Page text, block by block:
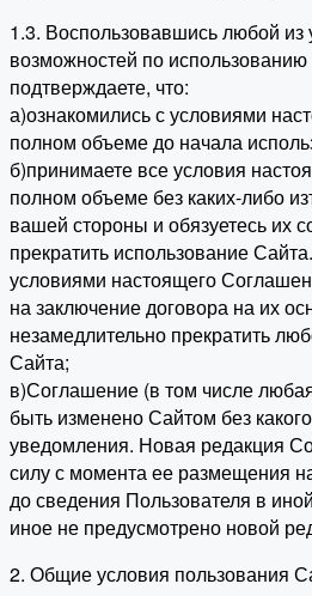
1.3. Воспользовавшись любой
возможностей по
подтверждаете, что:
а)ознакомились с условиями
полном объеме до начала
б)принимаете все условия
полном объеме без каких-либо
вашей стороны и обязуетесь их
прекратить использование
условиями настоящего
на заключение договора на их
незамедлительно прекратить
Сайта;
в)Соглашение (в том числе
быть изменено Сайтом без
уведомления. Новая редакция
силу с момента ее размещения
до сведения Пользователя в
иное не предусмотрено новой
2. Общие условия пользования